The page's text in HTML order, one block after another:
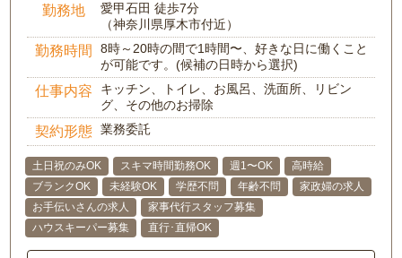
勤務地
愛甲石田 徒歩7分
（神奈川県厚木市付近）
勤務時間
8時～20時の間で1時間〜、好きな日に働くこと
が可能です。(候補の日時から選択)
仕事内容
キッチン、トイレ、お風呂、洗面所、リビン
グ、その他のお掃除
契約形態 業務委託
土日祝のみOK スキマ時間勤務OK 週1〜OK
高時給
ブランクOK
未経験OK 学歴不問 年齢不問
家政婦の求人
お手伝いさんの求人
家事代行スタッフ募集
ハウスキーパー募集
直行･直帰OK